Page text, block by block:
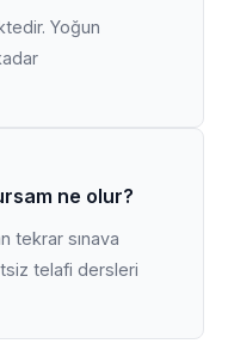
Yoğun
ne olur?
tekrar sınava
telafi dersleri